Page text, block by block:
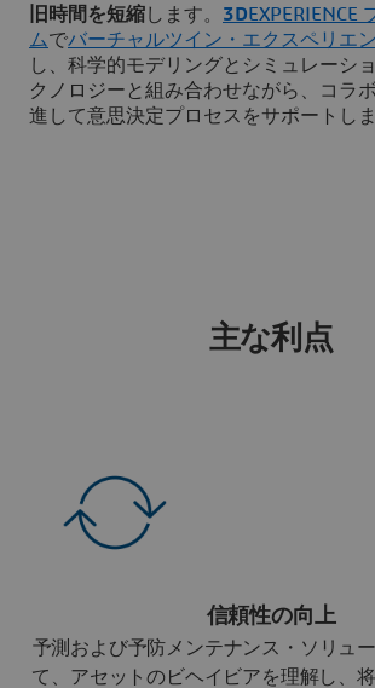
旧時間を短縮します。 3DEXPERIENCE
ムでバーチャルツイン・エクスペリエ
し、科学的モデリングとシミュレーシ
クノロジーと組み合わせながら、コラ
進して意思決定プロセスをサポートしま
主な利点
信頼性の向上
予測および予防メンテナンス・ソリュ
て、アセットのビヘイビアを理解し、